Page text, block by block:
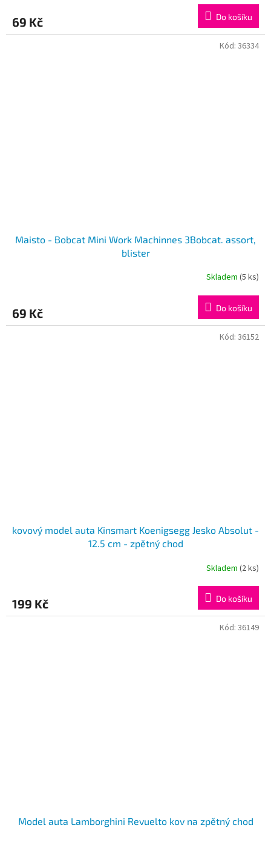
69 Kč Do košíku
Maisto - Bobcat Mini Work Machinnes 3´´Bobcat. assort,
blister
Skladem (5 ks)
69 Kč Do košíku
Kód: 36334
kovový model auta Kinsmart Koenigsegg Jesko Absolut -
12.5 cm - zpětný chod
Skladem (2 ks)
199 Kč Do košíku
Kód: 36152
Model auta Lamborghini Revuelto kov na zpětný chod
Kód: 36149